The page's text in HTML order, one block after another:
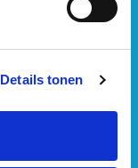
Details tonen